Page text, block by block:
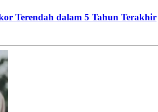
Terendah dalam 5 Tahun Terakhir